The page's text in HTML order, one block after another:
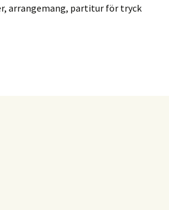
arrangemang, partitur för tryck